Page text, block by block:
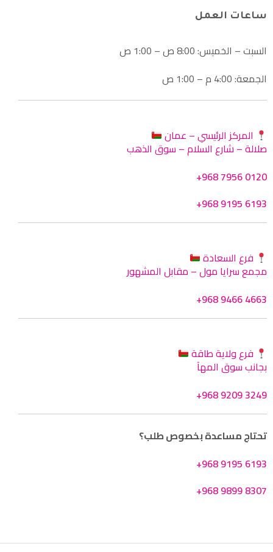
ساعات العمل
السبت – الخميس: 8:00 ص – 1:00 ص
الجمعة: 4:00 م – 1:00 ص
المركز الرئيسي – عمان
صلالة – شارع السلام – سوق الذهب
+968 7956 0120
+968 9195 6193
فرع السعادة
مجمع سرايا مول – مقابل المشهور
+968 9466 4663
فرع ولاية طاقة
بجانب سوق المهآ
+968 9209 3249
تحتاج مساعدة بخصوص طلب؟
+968 9195 6193
+968 9899 8307